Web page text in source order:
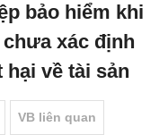
bảo hiểm khi
xác định
về tài sản
VB liên quan